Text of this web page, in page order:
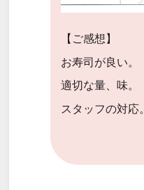
【ご感想】
お寿司が良い。
適切な量、味。
スタッフの対応。